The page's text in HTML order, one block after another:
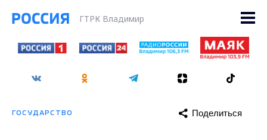
ГТРК Владимир
ГОСУДАРСТВО Поделиться